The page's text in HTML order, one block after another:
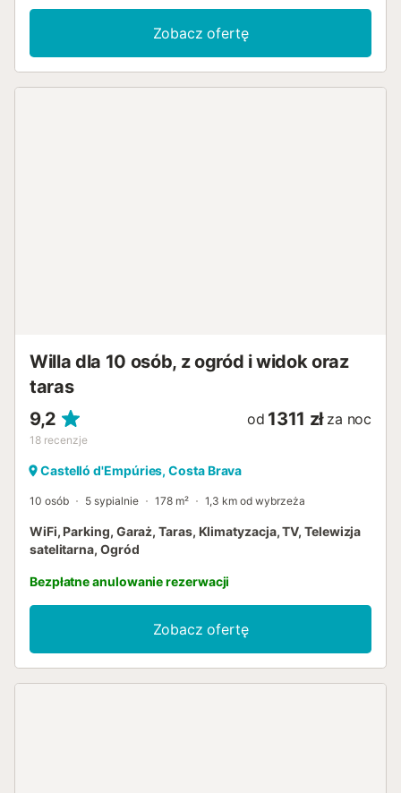
Zobacz ofertę
Willa dla 10 osób, z ogród i widok oraz
taras
9,2
18 recenzje
od 1311 zł za noc
Castelló d'Empúries, Costa Brava
10 osób 5 sypialnie 178 m² 1,3 km od wybrzeża
WiFi, Parking, Garaż, Taras, Klimatyzacja, TV, Telewizja
satelitarna, Ogród
Bezpłatne anulowanie rezerwacji
Zobacz ofertę